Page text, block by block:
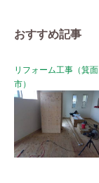
おすすめ記事
リフォーム工事（箕面
市）